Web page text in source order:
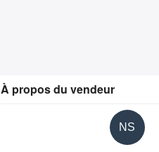
À propos du vendeur
NS